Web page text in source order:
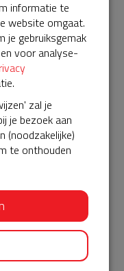
deze is ingezet of
worden er tijdig
batterij gestuurd.
moet worden.
hulp nodig. Helpen
je vriendelijk om op
we de AED het
hij nodig heeft om
mensen uit de buurt
informatie te
website omgaat.
je gebruiksgemak
voor analyse-
zal je
je bezoek aan
(noodzakelijke)
te onthouden